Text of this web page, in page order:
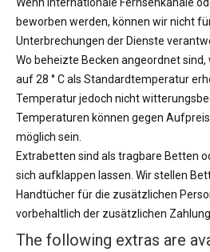
beworben werden, können wir nicht
Unterbrechungen der Dienste
Wo beheizte Becken angeordnet
auf 28 ° C als Standardtemperatur
Temperatur jedoch nicht
Temperaturen können gegen
möglich sein.
Extrabetten sind als tragbare Betten
sich aufklappen lassen. Wir stellen
Handtücher für die zusätzlichen
vorbehaltlich der zusätzlichen Zahlung.
The following extras are